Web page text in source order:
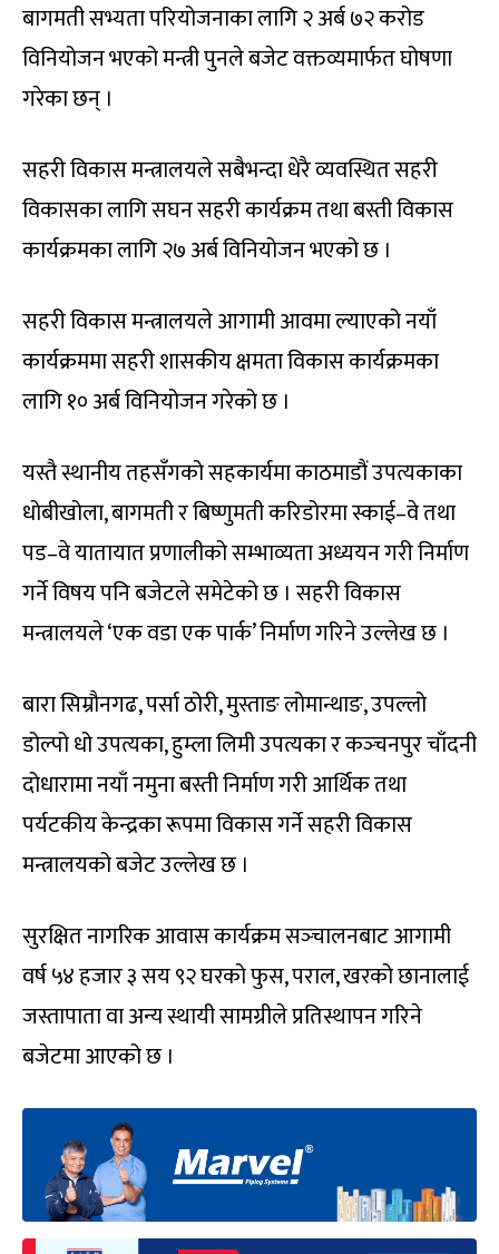
बागमती सभ्यता परियोजनाका लागि २ अर्ब ७२ करोड
विनियोजन भएको मन्त्री पुनले बजेट वक्तव्यमार्फत घोषणा
गरेका छन् ।
सहरी विकास मन्त्रालयले सबैभन्दा धेरै व्यवस्थित सहरी
विकासका लागि सघन सहरी कार्यक्रम तथा बस्ती विकास
कार्यक्रमका लागि २७ अर्ब विनियोजन भएको छ ।
सहरी विकास मन्त्रालयले आगामी आवमा ल्याएको नयाँ
कार्यक्रममा सहरी शासकीय क्षमता विकास कार्यक्रमका
लागि १० अर्ब विनियोजन गरेको छ ।
यस्तै स्थानीय तहसँगको सहकार्यमा काठमाडौं उपत्यकाका
धोबीखोला, बागमती र बिष्णुमती करिडोरमा स्काई–वे तथा
पड–वे यातायात प्रणालीको सम्भाव्यता अध्ययन गरी निर्माण
गर्ने विषय पनि बजेटले समेटेको छ । सहरी विकास
मन्त्रालयले ‘एक वडा एक पार्क’ निर्माण गरिने उल्लेख छ ।
बारा सिम्रौनगढ, पर्सा ठोरी, मुस्ताङ लोमान्थाङ, उपल्लो
डोल्पो धो उपत्यका, हुम्ला लिमी उपत्यका र कञ्‍चनपुर चाँदनी
दोधारामा नयाँ नमुना बस्ती निर्माण गरी आर्थिक तथा
पर्यटकीय केन्द्रका रूपमा विकास गर्ने सहरी विकास
मन्त्रालयको बजेट उल्लेख छ ।
सुरक्षित नागरिक आवास कार्यक्रम सञ्‍चालनबाट आगामी
वर्ष ५४ हजार ३ सय ९२ घरको फुस, पराल, खरको छानालाई
जस्तापाता वा अन्य स्थायी सामग्रीले प्रतिस्थापन गरिने
बजेटमा आएको छ ।